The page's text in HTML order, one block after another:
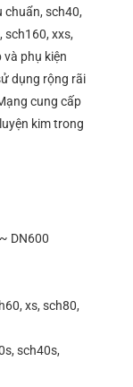
chuẩn, sch40,
sch160, xxs,
và phụ kiện
dụng rộng rãi
cung cấp
kim trong
DN600
xs, sch80,
sch40s,